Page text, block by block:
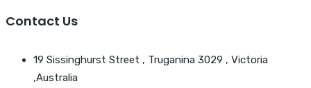
Contact Us
19 Sissinghurst Street , Truganina 3029 , Victoria
,Australia